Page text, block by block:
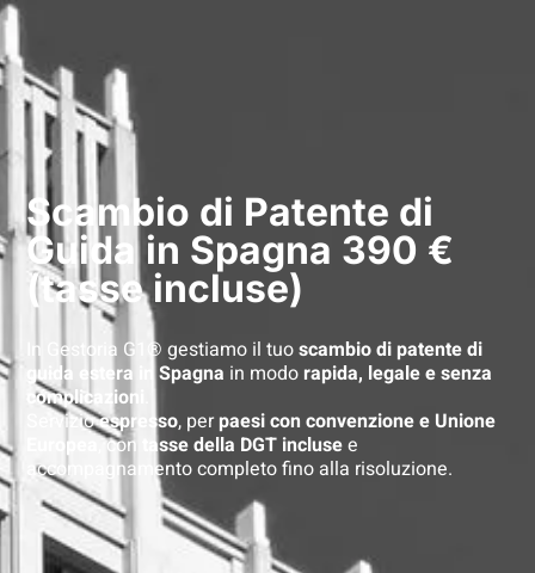
Scambio di Patente di
Guida in Spagna 390 €
(tasse incluse)
In Gestoria G1® gestiamo il tuoscambio di patente di
guida estera in Spagna in modo rapida, legale e senza
complicazioni
Servizioespresso, perpaesi con convenzione e Unione
Europea, con tasse della DGT inclusee
accompagnamento completo fino alla risoluzione.